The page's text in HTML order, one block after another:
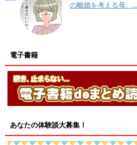
の離婚を考える母、...
電子書籍
あなたの体験談大募集！